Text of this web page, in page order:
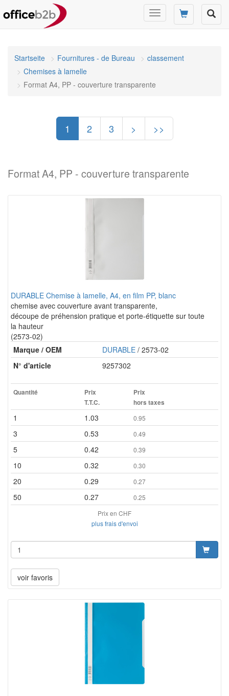
Changer
mode
Startseite
Fournitures - de Bureau
classement
Chemises à lamelle
Format A4, PP - couverture transparente
1 2 3 > >>
Format A4, PP - couverture transparente
DURABLE Chemise à lamelle, A4, en film PP, blanc
chemise avec couverture avant transparente,
découpe de préhension pratique et porte-étiquette sur toute
la hauteur
(2573-02)
Marque / OEM
DURABLE / 2573-02
N° d'article
9257302
Quantité
Prix
T.T.C.
Prix
hors taxes
1 1.03 0.95
3 0.53 0.49
5 0.42 0.39
10 0.32 0.30
20 0.29 0.27
50 0.27
0.25
Prix en CHF
plus frais d'envoi
voir favoris